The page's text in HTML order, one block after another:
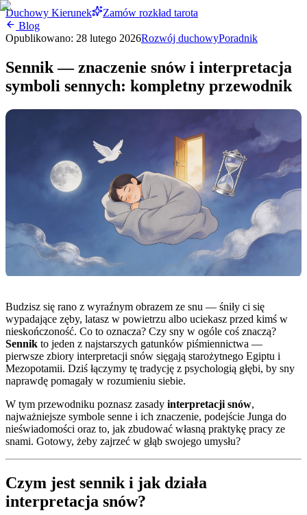
Duchowy Kierunek
Zamów rozkład tarota
Blog
Opublikowano: 28 lutego 2026Rozwój duchowyPoradnik
Sennik — znaczenie snów i interpretacja
symboli sennych: kompletny przewodnik
Budzisz się rano z wyraźnym obrazem ze snu — śniły ci się
wypadające zęby, latasz w powietrzu albo uciekasz przed kimś w
nieskończoność. Co to oznacza? Czy sny w ogóle coś znaczą?
Sennik to jeden z najstarszych gatunków piśmiennictwa —
pierwsze zbiory interpretacji snów sięgają starożytnego Egiptu i
Mezopotamii. Dziś łączymy tę tradycję z psychologią głębi, by sny
naprawdę pomagały w rozumieniu siebie.
W tym przewodniku poznasz zasady interpretacji snów,
najważniejsze symbole senne i ich znaczenie, podejście Junga do
nieświadomości oraz to, jak zbudować własną praktykę pracy ze
snami. Gotowy, żeby zajrzeć w głąb swojego umysłu?
Czym jest sennik i jak działa
interpretacja snów?